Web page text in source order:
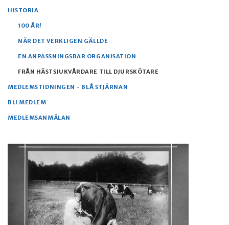
HISTORIA
100 ÅR!
NÄR DET VERKLIGEN GÄLLDE
EN ANPASSNINGSBAR ORGANISATION
FRÅN HÄSTSJUKVÅRDARE TILL DJURSKÖTARE
MEDLEMSTIDNINGEN - BLÅ STJÄRNAN
BLI MEDLEM
MEDLEMSANMÄLAN